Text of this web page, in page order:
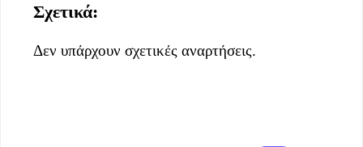
Σχετικά:
Δεν υπάρχουν σχετικές αναρτήσεις.